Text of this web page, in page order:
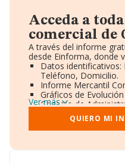
Acceda a
comercial de
A través del informe
desde Einforma, donde
Datos identificativos:
Teléfono, Domicilio.
Informe Mercantil
Gráficos de
Consejo de
Directivos y
Accionistas.
Participaciones y
Información oficial y
Ver más
QUIERO MI